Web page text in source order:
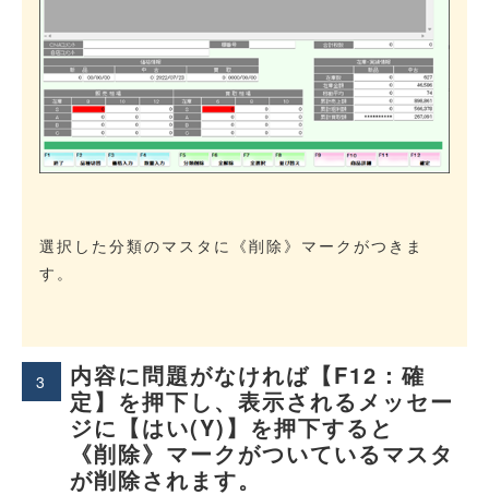
選択した分類のマスタに《削除》マークがつきま
す。
3
内容に問題がなければ【F12：確
定】を押下し、表示されるメッセー
ジに【はい(Y)】を押下すると
《削除》マークがついているマスタ
が削除されます。